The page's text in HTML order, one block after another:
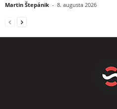
Martin Štepánik - 8. augusta 2026